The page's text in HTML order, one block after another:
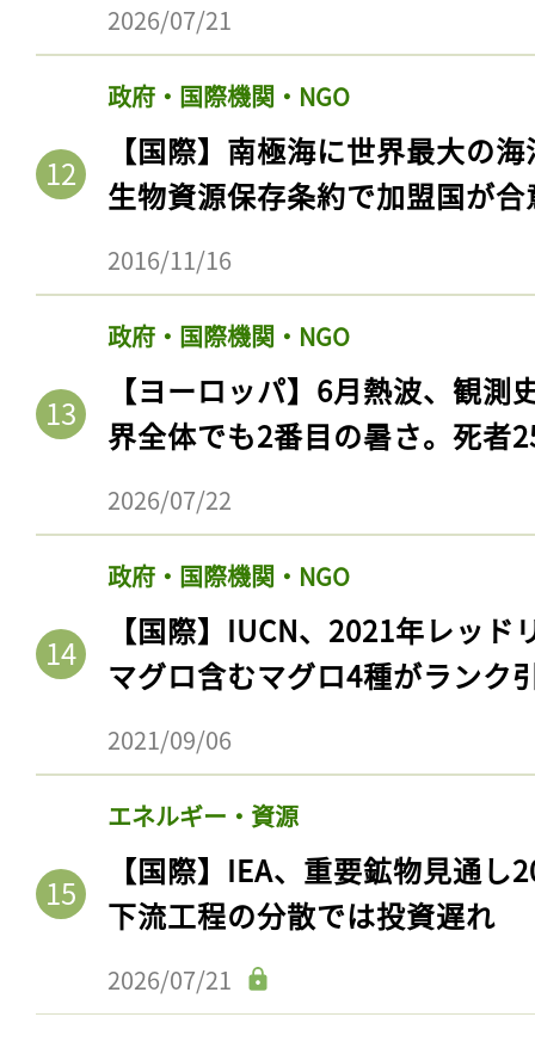
2026/07/21
政府・国際機関・NGO
【国際】南極海に世界最大の
生物資源保存条約で加盟国が合
2016/11/16
政府・国際機関・NGO
【ヨーロッパ】6月熱波、観
界全体でも2番目の暑さ。死者
2026/07/22
政府・国際機関・NGO
【国際】IUCN、2021年レッ
マグロ含むマグロ4種がランク
2021/09/06
エネルギー・資源
【国際】IEA、重要鉱物見通
下流工程の分散では投資遅れ
2026/07/21